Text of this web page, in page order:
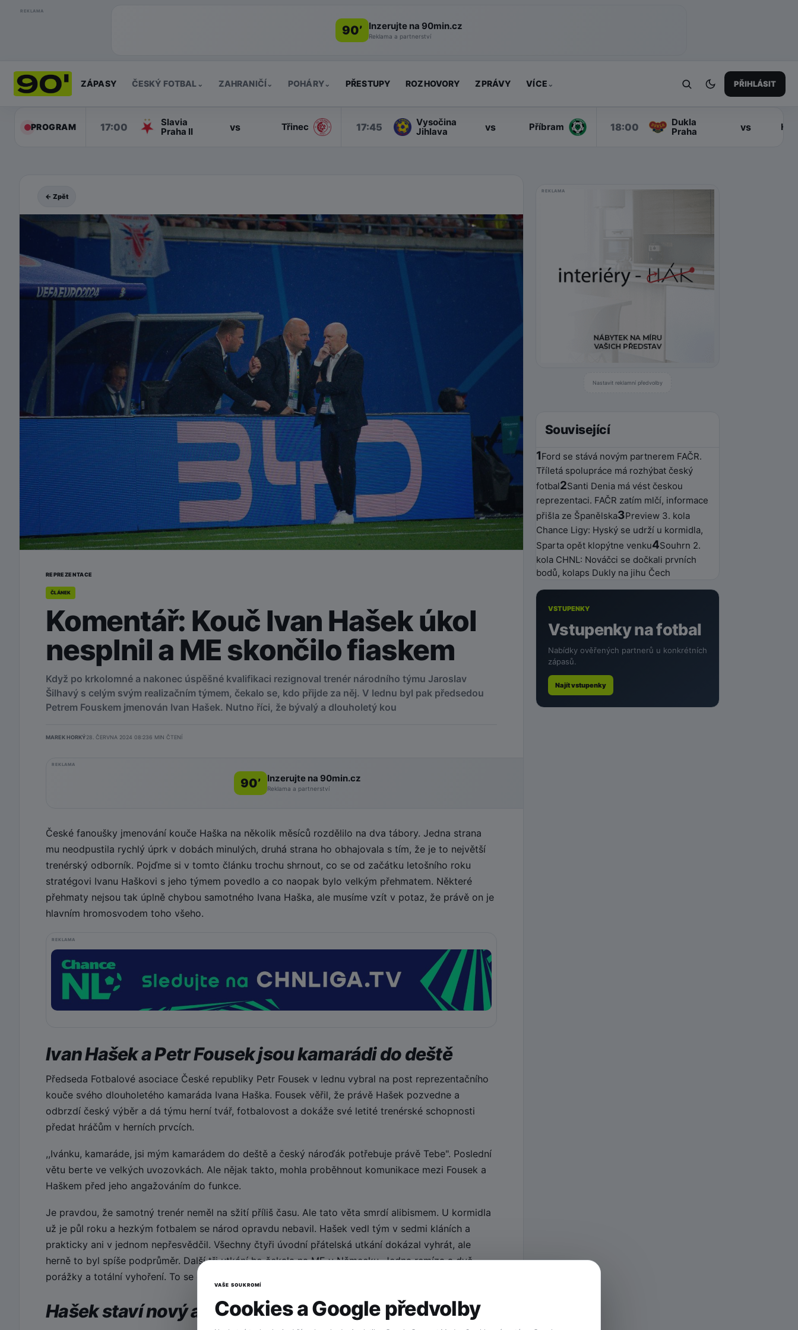
REKLAMA
90’ Inzerujte na 90min.cz
Reklama a partnerství
ZÁPASY ČESKÝ FOTBAL ⌄ ZAHRANIČÍ ⌄ POHÁRY⌄ PŘESTUPY ROZHOVORY ZPRÁVY VÍCE ⌄ PŘIHLÁSIT
PROGRAM 17:00
Slavia
Praha II
vs Třinec 17:45
Vysočina
Jihlava
vs Příbram 18:00
Dukla
Praha
vs
← Zpět
REPREZENTACE
ČLÁNEK
Komentář: Kouč Ivan Hašek úkol
nesplnil a ME skončilo fiaskem
Když po krkolomné a nakonec úspěšné kvalifikaci rezignoval trenér národního týmu Jaroslav
Šilhavý s celým svým realizačním týmem, čekalo se, kdo přijde za něj. V lednu byl pak předsedou
Petrem Fouskem jmenován Ivan Hašek. Nutno říci, že bývalý a dlouholetý kou
MAREK HORKÝ28. ČERVNA 2024 08:236 MIN ČTENÍ
REKLAMA
90’ Inzerujte na 90min.cz
Reklama a partnerství
České fanoušky jmenování kouče Haška na několik měsíců rozdělilo na dva tábory. Jedna strana
mu neodpustila rychlý úprk v dobách minulých, druhá strana ho obhajovala s tím, že je to největší
trenérský odborník. Pojďme si v tomto článku trochu shrnout, co se od začátku letošního roku
stratégovi Ivanu Haškovi s jeho týmem povedlo a co naopak bylo velkým přehmatem. Některé
přehmaty nejsou tak úplně chybou samotného Ivana Haška, ale musíme vzít v potaz, že právě on je
hlavním hromosvodem toho všeho.
REKLAMA
Ivan Hašek a Petr Fousek jsou kamarádi do deště
Předseda Fotbalové asociace České republiky Petr Fousek v lednu vybral na post reprezentačního
kouče svého dlouholetého kamaráda Ivana Haška. Fousek věřil, že právě Hašek pozvedne a
odbrzdí český výběr a dá týmu herní tvář, fotbalovost a dokáže své letité trenérské schopnosti
předat hráčům v herních prvcích.
,,Ivánku, kamaráde, jsi mým kamarádem do deště a český nároďák potřebuje právě Tebe". Poslední
větu berte ve velkých uvozovkách. Ale nějak takto, mohla proběhnout komunikace mezi Fousek a
Haškem před jeho angažováním do funkce.
Je pravdou, že samotný trenér neměl na sžití příliš času. Ale tato věta smrdí alibismem. U kormidla
už je půl roku a hezkým fotbalem se národ opravdu nebavil. Hašek vedl tým v sedmi kláních a
prakticky ani v jednom nepřesvědčil. Všechny čtyři úvodní přátelská utkání dokázal vyhrát, ale
herně to byl spíše podprůměr. Další tři utkání ho čekala na ME v Německu. Jedna remíza a dvě
porážky a totální vyhoření. To se opravdu nepovedlo, trenére!
Hašek staví nový a mladý tým
REKLAMA
Nastavit reklamní předvolby
Související
1Ford se stává novým partnerem FAČR.
Tříletá spolupráce má rozhýbat český
fotbal2Santi Denia má vést českou
reprezentaci. FAČR zatím mlčí, informace
přišla ze Španělska3Preview 3. kola
Chance Ligy: Hyský se udrží u kormidla,
Sparta opět klopýtne venku4Souhrn 2.
kola CHNL: Nováčci se dočkali prvních
bodů, kolaps Dukly na jihu Čech
VSTUPENKY
Vstupenky na fotbal
Nabídky ověřených partnerů u konkrétních
zápasů.
Najít vstupenky
VAŠE SOUKROMÍ
Cookies a Google předvolby